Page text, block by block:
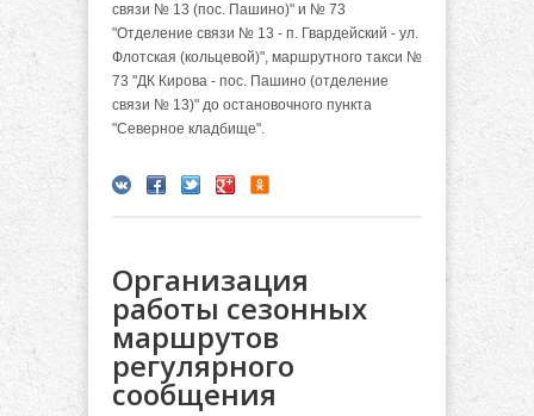
связи № 13 (пос. Пашино)" и № 73
"Отделение связи № 13 - п. Гвардейский - ул.
Флотская (кольцевой)", маршрутного такси №
73 "ДК Кирова - пос. Пашино (отделение
связи № 13)" до остановочного пункта
"Северное кладбище".
Организация
работы сезонных
маршрутов
регулярного
сообщения